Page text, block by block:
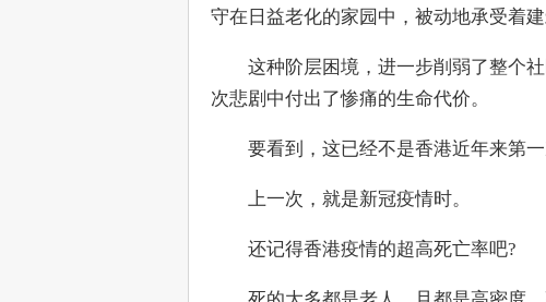
守在日益老化的家园中，被动地承受着
这种阶层困境，进一步削弱了整个社
次悲剧中付出了惨痛的生命代价。
要看到，这已经不是香港近年来第
上一次，就是新冠疫情时。
还记得香港疫情的超高死亡率吧?